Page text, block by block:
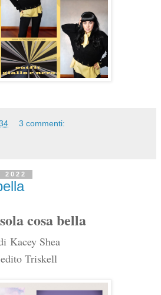
3 commenti:
cosa bella
Kacey Shea
edito Triskell